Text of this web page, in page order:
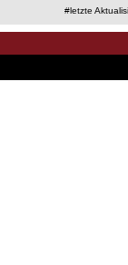
#letzte